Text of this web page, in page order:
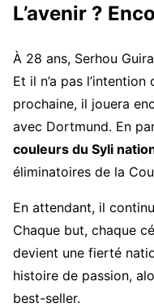
L’avenir ?
À 28 ans, Serhou
Et il n’a pas l’intention
prochaine, il jouera
avec Dortmund. En
couleurs du Syli
éliminatoires de la
En attendant, il
Chaque but, chaque
devient une fierté
histoire de passion,
best-seller.